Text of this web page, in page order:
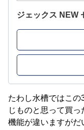
ジェックス NEW
たわし水槽ではこの
じものと思って買
機能が違いますがだ